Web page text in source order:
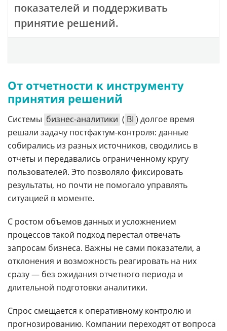
показателей и поддерживать
принятие решений.
От отчетности к инструменту
принятия решений
Системы бизнес-аналитики ( BI ) долгое время
решали задачу постфактум-контроля: данные
собирались из разных источников, сводились в
отчеты и передавались ограниченному кругу
пользователей. Это позволяло фиксировать
результаты, но почти не помогало управлять
ситуацией в моменте.
С ростом объемов данных и усложнением
процессов такой подход перестал отвечать
запросам бизнеса. Важны не сами показатели, а
отклонения и возможность реагировать на них
сразу — без ожидания отчетного периода и
длительной подготовки аналитики.
Спрос смещается к оперативному контролю и
прогнозированию. Компании переходят от вопроса